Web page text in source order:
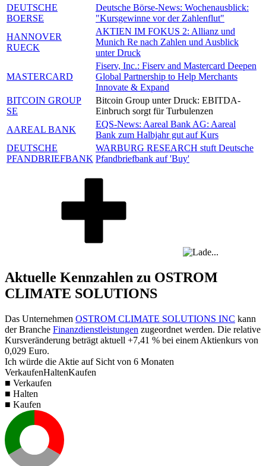
DEUTSCHE
BOERSE
Deutsche Börse-News: Wochenausblick:
"Kursgewinne vor der Zahlenflut"
HANNOVER
RUECK
AKTIEN IM FOKUS 2: Allianz und
Munich Re nach Zahlen und Ausblick
unter Druck
MASTERCARD
Fiserv, Inc.: Fiserv and Mastercard Deepen
Global Partnership to Help Merchants
Innovate & Expand
BITCOIN GROUP
SE
Bitcoin Group unter Druck: EBITDA-
Einbruch sorgt für Turbulenzen
AAREAL BANK
EQS-News: Aareal Bank AG: Aareal
Bank zum Halbjahr gut auf Kurs
DEUTSCHE
PFANDBRIEFBANK
WARBURG RESEARCH stuft Deutsche
Pfandbriefbank auf 'Buy'
Aktuelle Kennzahlen zu OSTROM
CLIMATE SOLUTIONS
Das Unternehmen OSTROM CLIMATE SOLUTIONS INC kann
der Branche Finanzdienstleistungen zugeordnet werden. Die relative
Kursveränderung beträgt aktuell +7,41 % bei einem Aktienkurs von
0,029 Euro.
Ich würde die Aktie auf Sicht von 6 Monaten
VerkaufenHaltenKaufen
■ Verkaufen
■ Halten
■ Kaufen